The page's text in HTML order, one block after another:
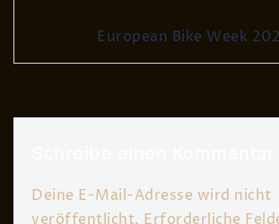
European Bike Week
Deine E-Mail-Adresse wird nicht
veröffentlicht. Erforderliche